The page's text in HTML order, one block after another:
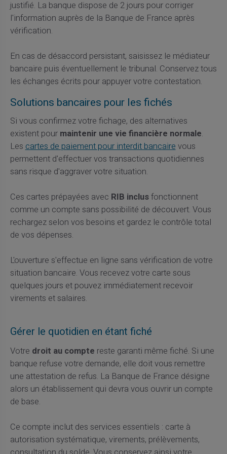
justifié. La banque dispose de 2 jours pour corriger
l'information auprès de la Banque de France après
vérification.
En cas de désaccord persistant, saisissez le médiateur
bancaire puis éventuellement le tribunal. Conservez tous
les échanges écrits pour appuyer votre contestation.
Solutions bancaires pour les fichés
Si vous confirmez votre fichage, des alternatives
existent pour maintenir une vie financière normale.
Lescartes de paiement pour interdit bancairevous
permettent d'effectuer vos transactions quotidiennes
sans risque d'aggraver votre situation.
Ces cartes prépayées avec RIB inclusfonctionnent
comme un compte sans possibilité de découvert. Vous
rechargez selon vos besoins et gardez le contrôle total
de vos dépenses.
L'ouverture s'effectue en ligne sans vérification de votre
situation bancaire. Vous recevez votre carte sous
quelques jours et pouvez immédiatement recevoir
virements et salaires.
Gérer le quotidien en étant fiché
Votre droit au compte reste garanti même fiché. Si une
banque refuse votre demande, elle doit vous remettre
une attestation de refus. La Banque de France désigne
alors un établissement qui devra vous ouvrir un compte
de base.
Ce compte inclut des services essentiels : carte à
autorisation systématique, virements, prélèvements,